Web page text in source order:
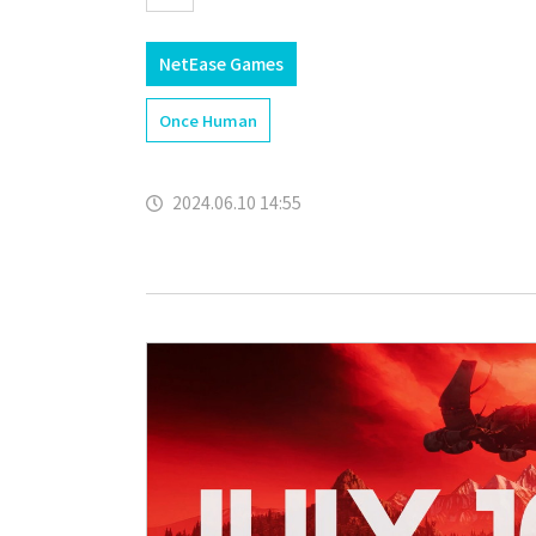
NetEase Games
Once Human
2024.06.10 14:55